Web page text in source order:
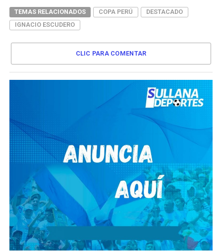
TEMAS RELACIONADOS COPA PERÚ
DESTACADO
IGNACIO ESCUDERO
CLIC PARA COMENTAR